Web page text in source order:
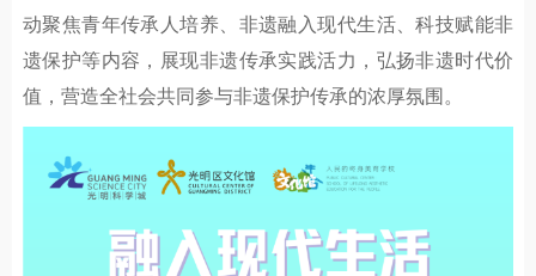
动聚焦青年传承人培养、非遗融入现代生活、科技赋能非
遗保护等内容，展现非遗传承实践活力，弘扬非遗时代价
值，营造全社会共同参与非遗保护传承的浓厚氛围。